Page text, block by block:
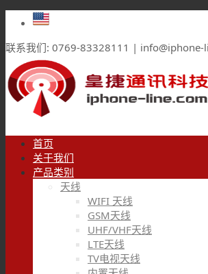
联系我们: 0769-83328111 | info@iphone-
首页
关于我们
产品类别
天线
WIFI 天线
GSM天线
UHF/VHF天线
LTE天线
TV电视天线